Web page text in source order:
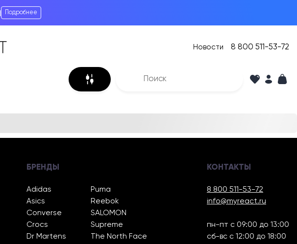
Подробнее
Новости 8 800 511-53-72
БРЕНДЫ
Adidas
Asics
Converse
Crocs
Dr Martens
Puma
Reebok
SALOMON
Supreme
The North Face
КОНТАКТЫ
8 800 511-53-72
info@myreact.ru
пн-пт с 09:00 до 13:00
сб-вс с 12:00 до 18:00